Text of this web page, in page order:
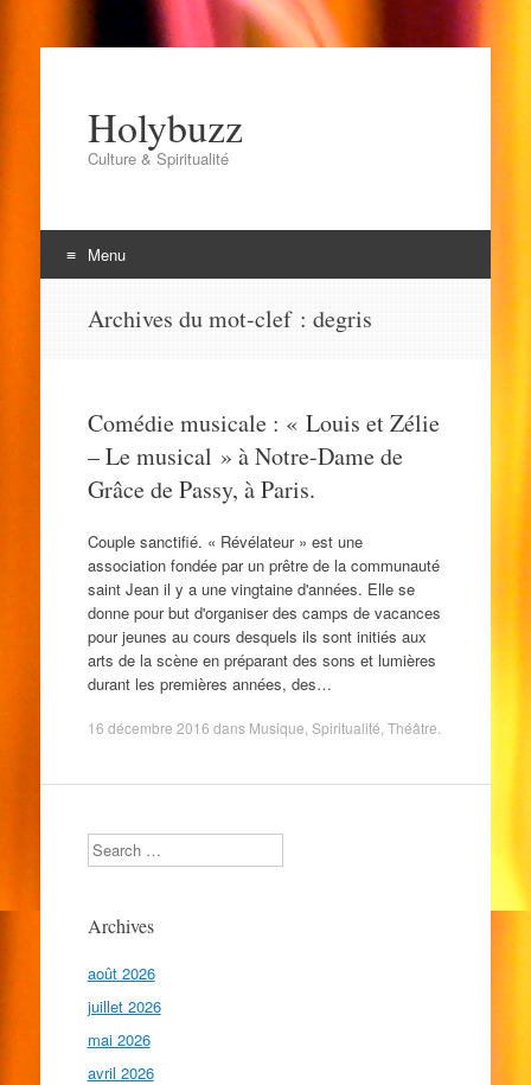
Holybuzz
Culture & Spiritualité
Menu
Archives du mot-clef : degris
Comédie musicale : « Louis et Zélie
– Le musical » à Notre-Dame de
Grâce de Passy, à Paris.
Couple sanctifié. « Révélateur » est une
association fondée par un prêtre de la communauté
saint Jean il y a une vingtaine d'années. Elle se
donne pour but d'organiser des camps de vacances
pour jeunes au cours desquels ils sont initiés aux
arts de la scène en préparant des sons et lumières
durant les premières années, des…
16 décembre 2016 dans Musique Spiritualité Théâtre
Search
Archives
août 2026
juillet 2026
mai 2026
avril 2026